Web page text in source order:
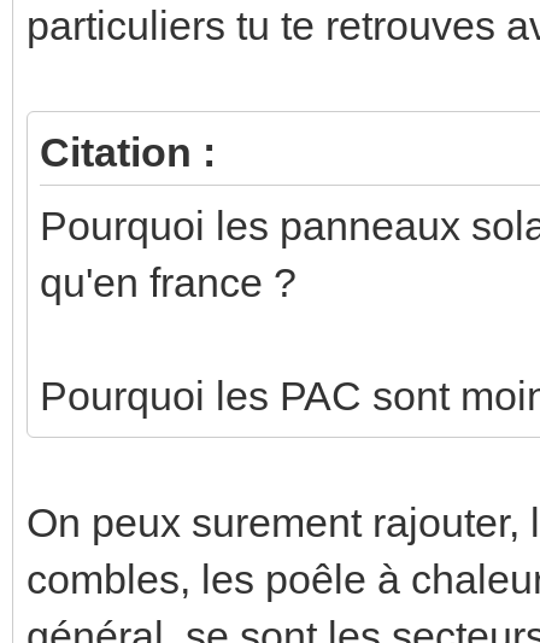
particuliers tu te retrouves
Citation :
Pourquoi les panneaux
qu'en france ?
Pourquoi les PAC sont
On peux surement
combles, les poêle à